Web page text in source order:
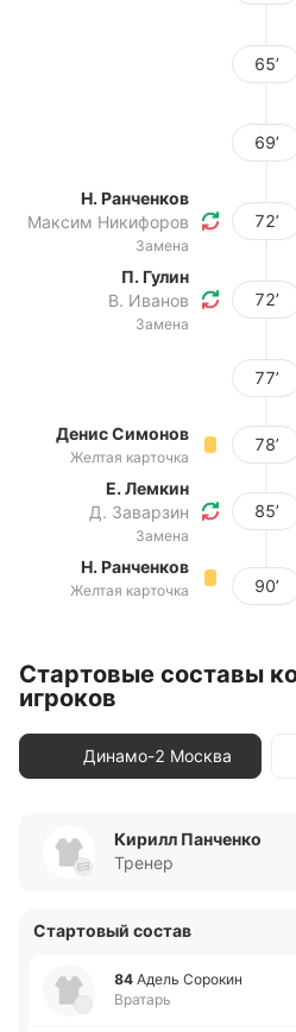
65’
69’
Н. Ранченков
Максим Никифоров
Замена
72’
П. Гулин
В. Иванов
Замена
72’
77’
Денис Симонов
Желтая карточка
78’
Е. Лемкин
Д. Заварзин
Замена
85’
Н. Ранченков
Желтая карточка 90’
Стартовые составы
игроков
Динамо-2 Москва
Кирилл Панченко
Тренер
Стартовый состав
84 Адель Со­ро­кин
Вратарь